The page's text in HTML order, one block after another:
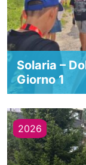
Solaria –
Giorno 1
2026